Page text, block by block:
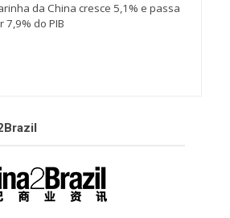
da China cresce 5,1% e passa
7,9% do PIB